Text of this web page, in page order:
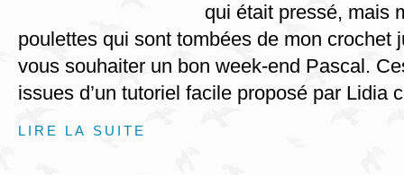
qui était pressé, mais
poulettes qui sont tombées de mon crochet
vous souhaiter un bon week-end Pascal.
issues d’un tutoriel facile proposé par Lidia
LIRE LA SUITE